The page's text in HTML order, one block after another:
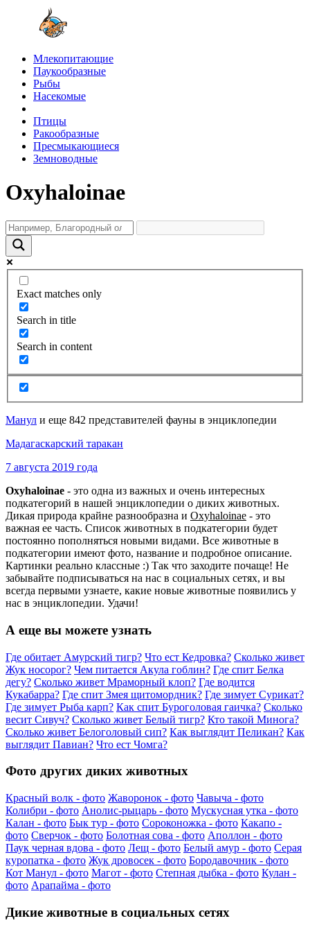
Млекопитающие
Паукообразные
Рыбы
Насекомые
Птицы
Ракообразные
Пресмыкающиеся
Земноводные
Oxyhaloinae
Exact matches only
Search in title
Search in content
Манул и еще 842 представителей фауны в энциклопедии
Мадагаскарский таракан
7 августа 2019 года
Oxyhaloinae - это одна из важных и очень интересных
подкатегорий в нашей энциклопедии о диких животных.
Дикая природа крайне разнообразна и Oxyhaloinae - это
важная ее часть. Список животных в подкатегории будет
постоянно пополняться новыми видами. Все животные в
подкатегории имеют фото, название и подробное описание.
Картинки реально классные :) Так что заходите почаще! Не
забывайте подписываться на нас в социальных сетях, и вы
всегда первыми узнаете, какие новые животные появились у
нас в энциклопедии. Удачи!
А еще вы можете узнать
Где обитает Амурский тигр? Что ест Кедровка? Сколько живет
Жук носорог? Чем питается Акула гоблин? Где спит Белка
дегу? Сколько живет Мраморный клоп? Где водится
Кукабарра? Где спит Змея щитомордник? Где зимует Сурикат?
Где зимует Рыба карп? Как спит Буроголовая гаичка? Сколько
весит Сивуч? Сколько живет Белый тигр? Кто такой Минога?
Сколько живет Белоголовый сип? Как выглядит Пеликан? Как
выглядит Павиан? Что ест Чомга?
Фото других диких животных
Красный волк - фото Жаворонок - фото Чавыча - фото
Колибри - фото Анолис-рыцарь - фото Мускусная утка - фото
Калан - фото Бык тур - фото Сороконожка - фото Какапо -
фото Сверчок - фото Болотная сова - фото Аполлон - фото
Паук черная вдова - фото Лещ - фото Белый амур - фото Серая
куропатка - фото Жук дровосек - фото Бородавочник - фото
Кот Манул - фото Магот - фото Степная дыбка - фото Кулан -
фото Арапайма - фото
Дикие животные в социальных сетях